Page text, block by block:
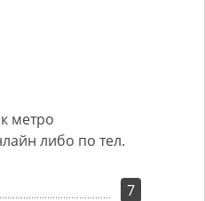
метро
либо по тел.
7